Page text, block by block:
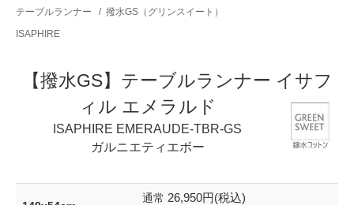
テーブルランナー / 撥水GS（グリンスイート）
ISAPHIRE
【撥水GS】テーブルランナー イサフ
ィル エメラルド
ISAPHIRE EMERAUDE-TBR-GS
ガルニエティエボー
通常 26,950円(税込)